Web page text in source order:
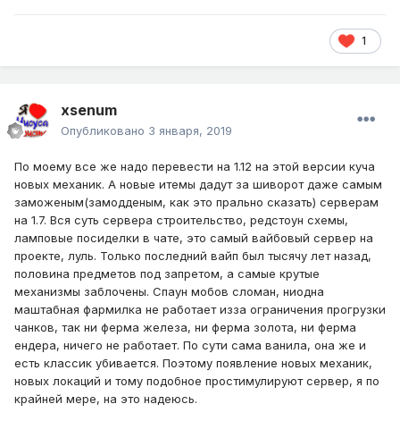
1
xsenum
Опубликовано 3 января, 2019
По моему все же надо перевести на 1.12 на этой версии куча
новых механик. А новые итемы дадут за шиворот даже самым
заможеным(замодденым, как это прально сказать) серверам
на 1.7. Вся суть сервера строительство, редстоун схемы,
ламповые посиделки в чате, это самый вайбовый сервер на
проекте, луль. Только последний вайп был тысячу лет назад,
половина предметов под запретом, а самые крутые
механизмы заблочены. Спаун мобов сломан, ниодна
маштабная фармилка не работает изза ограничения прогрузки
чанков, так ни ферма железа, ни ферма золота, ни ферма
ендера, ничего не работает. По сути сама ванила, она же и
есть классик убивается. Поэтому появление новых механик,
новых локаций и тому подобное простимулируют сервер, я по
крайней мере, на это надеюсь.